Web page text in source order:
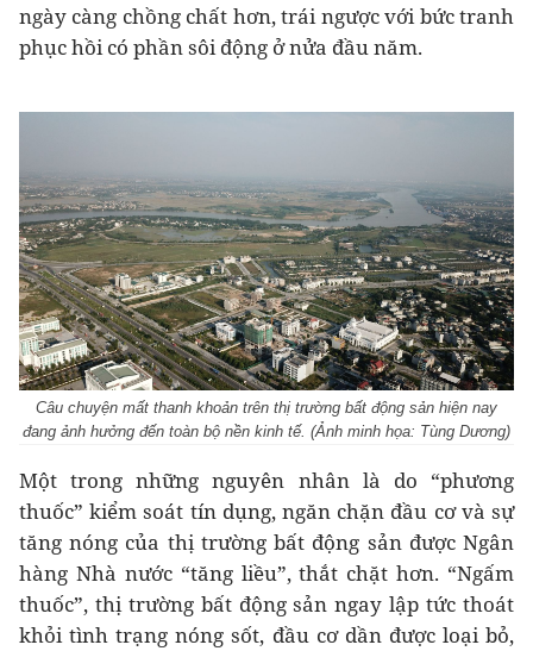
ngày càng chồng chất hơn, trái ngược với bức tranh
phục hồi có phần sôi động ở nửa đầu năm.
Câu chuyện mất thanh khoản trên thị trường bất động sản hiện nay
đang ảnh hưởng đến toàn bộ nền kinh tế. (Ảnh minh họa: Tùng Dương)
Một trong những nguyên nhân là do “phương
thuốc” kiểm soát tín dụng, ngăn chặn đầu cơ và sự
tăng nóng của thị trường bất động sản được Ngân
hàng Nhà nước “tăng liều”, thắt chặt hơn. “Ngấm
thuốc”, thị trường bất động sản ngay lập tức thoát
khỏi tình trạng nóng sốt, đầu cơ dần được loại bỏ,